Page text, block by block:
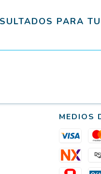
PARA
MEDIOS